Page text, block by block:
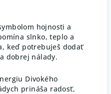
hojnosti a
slnko, teplo a
keď potrebuješ dodať
dobrej nálady.
Divokého
prináša radosť,